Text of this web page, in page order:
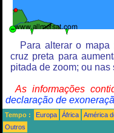
Para alterar o
cruz preta para
pitada de zoom; ou
As informações
declaração de
Tempo : Europa África América
Outros